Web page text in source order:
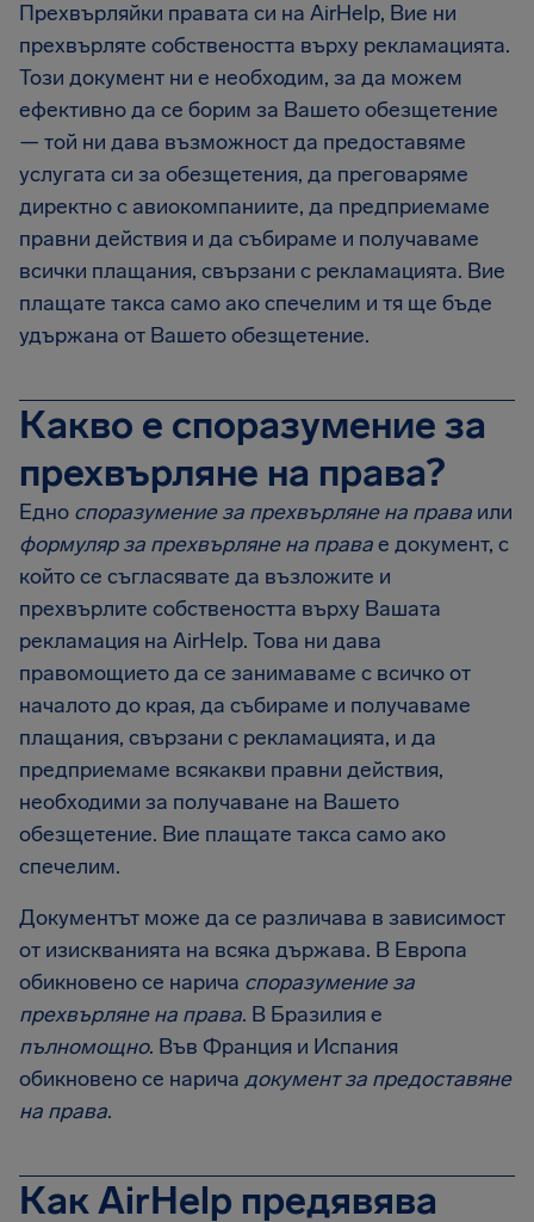
Прехвърляйки правата си на AirHelp, Вие ни
прехвърляте собствеността върху рекламацията.
Този документ ни е необходим, за да можем
ефективно да се борим за Вашето обезщетение
— той ни дава възможност да предоставяме
услугата си за обезщетения, да преговаряме
директно с авиокомпаниите, да предприемаме
правни действия и да събираме и получаваме
всички плащания, свързани с рекламацията. Вие
плащате такса само ако спечелим и тя ще бъде
удържана от Вашето обезщетение.
Какво е споразумение за
прехвърляне на права?
Едно споразумение за прехвърляне на права или
формуляр за прехвърляне на правае документ, с
който се съгласявате да възложите и
прехвърлите собствеността върху Вашата
рекламация на AirHelp. Това ни дава
правомощието да се занимаваме с всичко от
началото до края, да събираме и получаваме
плащания, свързани с рекламацията, и да
предприемаме всякакви правни действия,
необходими за получаване на Вашето
обезщетение. Вие плащате такса само ако
спечелим.
Документът може да се различава в зависимост
от изискванията на всяка държава. В Европа
обикновено се нарича споразумение за
прехвърляне на права. В Бразилия е
пълномощно. Във Франция и Испания
обикновено се нарича документ за предоставяне
на права.
Как AirHelp предявява